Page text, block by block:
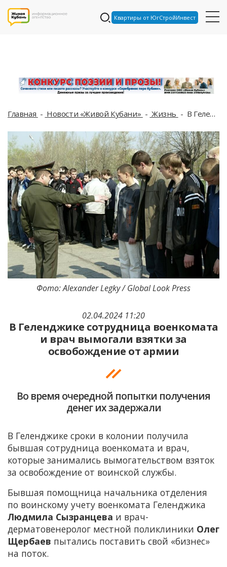
Квартиры от ЮгСтройИнвест
Главная Новости «Живой Кубани» Жизнь В Геленджике сотрудница военкомата и врач вымогали взятки за освобождение от армии
02.04.2024 11:20
В Геленджике сотрудница военкомата
и врач вымогали взятки за
освобождение от армии
Во время очередной попытки получения
денег их задержали
Фото: Alexander Legky / Global Look Press
В Геленджике сроки в колонии получила
бывшая сотрудница военкомата и врач,
которые занимались вымогательством взяток
за освобождение от воинской службы.
Бывшая помощница начальника отделения
по воинскому учету военкомата Геленджика
Людмила Сызранцева и врач-
дерматовенеролог местной поликлиники Олег
Щербаев пытались поставить свой «бизнес»
на поток.